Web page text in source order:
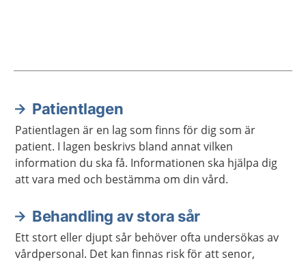
Aktuella artiklar
Patientlagen
Patientlagen är en lag som finns för dig som är
patient. I lagen beskrivs bland annat vilken
information du ska få. Informationen ska hjälpa dig
att vara med och bestämma om din vård.
Behandling av stora sår
Ett stort eller djupt sår behöver ofta undersökas av
vårdpersonal. Det kan finnas risk för att senor,